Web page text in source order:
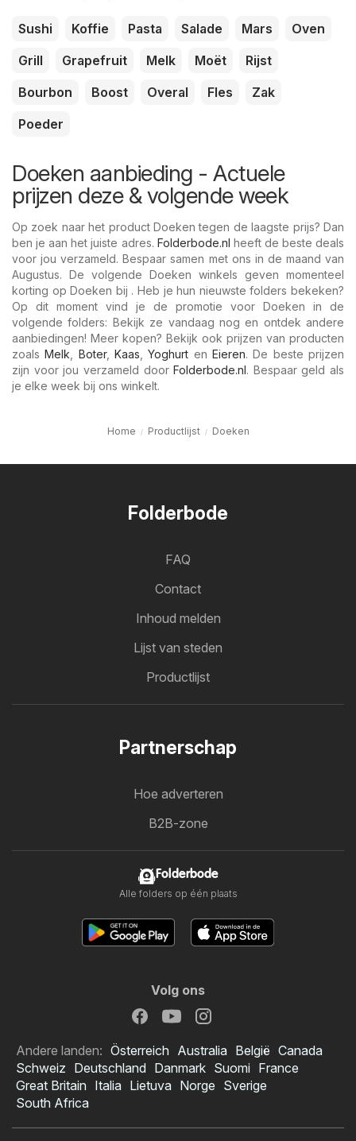
Sushi Koffie Pasta Salade Mars
Oven
Grill
Grapefruit Melk Moët
Rijst
Bourbon
Boost Overal Fles
Zak
Poeder
Doeken aanbieding - Actuele
prijzen deze & volgende week
Op zoek naar het product Doeken tegen de laagste prijs? Dan
ben je aan het juiste adres. Folderbode.nl heeft de beste deals
voor jou verzameld. Bespaar samen met ons in de maand van
Augustus. De volgende Doeken winkels geven momenteel
korting op Doeken bij . Heb je hun nieuwste folders bekeken?
Op dit moment vind je de promotie voor Doeken in de
volgende folders: Bekijk ze vandaag nog en ontdek andere
aanbiedingen! Meer kopen? Bekijk ook prijzen van producten
zoalsMelk Boter,Kaas ,Yoghurt enEieren. De beste prijzen
zijn voor jou verzameld doorFolderbode.nl. Bespaar geld als
je elke week bij ons winkelt.
Home Productlijst Doeken
Folderbode
FAQ
Contact
Inhoud melden
Lijst van steden
Productlijst
Partnerschap
Hoe adverteren
B2B-zone
Folderbode
Alle folders op één plaats
Volg ons
Andere landen: Österreich Australia België Canada
Schweiz Deutschland Danmark Suomi France
Great Britain Italia Lietuva Norge Sverige
South Africa